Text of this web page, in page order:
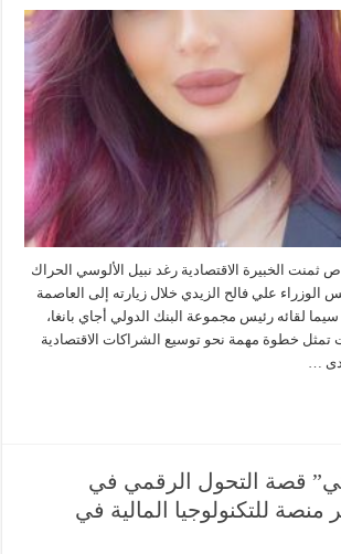
ثمنت الخبيرة الاقتصادية رغد نبيل الألوسي الحراك
الوزراء علي فالح الزيدي خلال زيارته إلى العاصمة
سيما لقائه رئيس مجموعة البنك الدولي أجاي بانغا،
تمثل خطوة مهمة نحو توسيع الشراكات الاقتصادية
…
قصة التحول الرقمي في
منصة للتكنولوجيا المالية في